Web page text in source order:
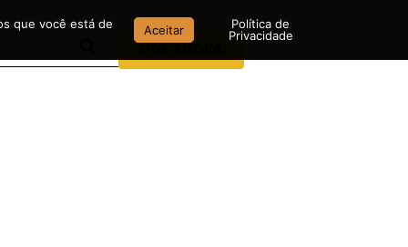
DOE AGORA
que você está de Aceitar
Política de
Privacidade